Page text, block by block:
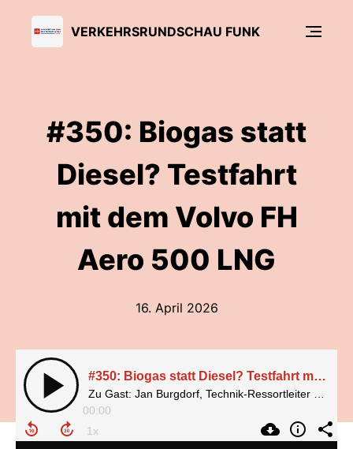
VERKEHRSRUNDSCHAU FUNK
#350: Biogas statt
Diesel? Testfahrt
mit dem Volvo FH
Aero 500 LNG
16. April 2026
#350: Biogas statt Diesel? Testfahrt mit dem Volvo FH Aero 500 LNG
00:00